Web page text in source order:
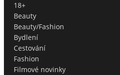
18+
Beauty
Beauty/Fashion
Bydlení
Cestování
Fashion
Filmové novinky